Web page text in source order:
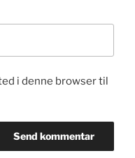
i denne browser til